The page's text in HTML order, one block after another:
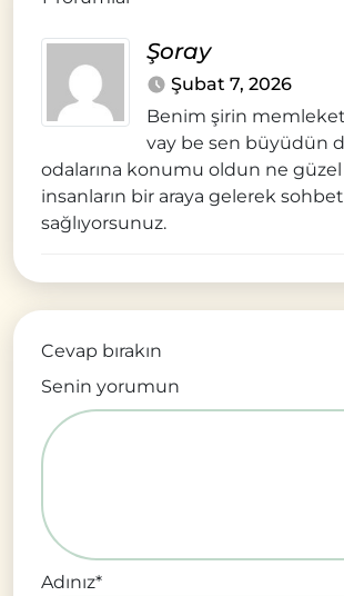
Şoray
Şubat 7, 2026
Benim şirin
vay be sen büyüdün
odalarına konumu oldun ne
insanların bir araya gelerek
sağlıyorsunuz.
Cevap bırakın
Senin yorumun
Adınız*